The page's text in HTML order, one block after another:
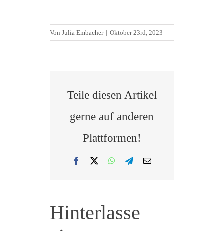
Von Julia Embacher | Oktober 23rd, 2023
Teile diesen Artikel
gerne auf anderen
Plattformen!
Facebook WhatsApp
Telegram
E-
Hinterlasse